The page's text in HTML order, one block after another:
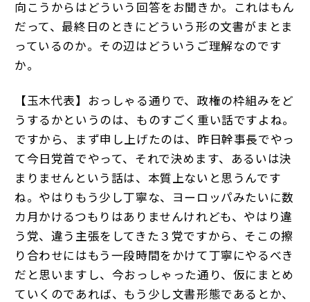
向こうからはどういう回答をお聞きか。これはもん
だって、最終日のときにどういう形の文書がまとま
っているのか。その辺はどういうご理解なのです
か。
【玉木代表】おっしゃる通りで、政権の枠組みをど
うするかというのは、ものすごく重い話ですよね。
ですから、まず申し上げたのは、昨日幹事長でやっ
て今日党首でやって、それで決めます、あるいは決
まりませんという話は、本質上ないと思うんです
ね。やはりもう少し丁寧な、ヨーロッパみたいに数
カ月かけるつもりはありませんけれども、やはり違
う党、違う主張をしてきた３党ですから、そこの擦
り合わせにはもう一段時間をかけて丁寧にやるべき
だと思いますし、今おっしゃった通り、仮にまとめ
ていくのであれば、もう少し文書形態であるとか、